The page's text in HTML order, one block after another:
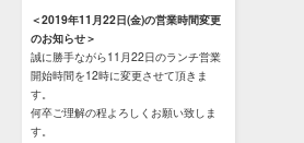
＜2019年11月22日(金)の営業時間変更
のお知らせ＞
誠に勝手ながら11月22日のランチ営業
開始時間を12時に変更させて頂きま
す。
何卒ご理解の程よろしくお願い致しま
す。